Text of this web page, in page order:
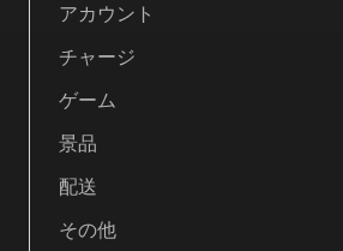
アカウント
チャージ
ゲーム
景品
配送
その他